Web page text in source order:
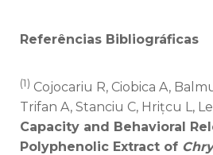
Referências Bibliográficas
(1) Cojocariu R, Ciobica A,
Trifan A, Stanciu C, Hrițcu L,
Capacity and Behavioral
Polyphenolic Extract of